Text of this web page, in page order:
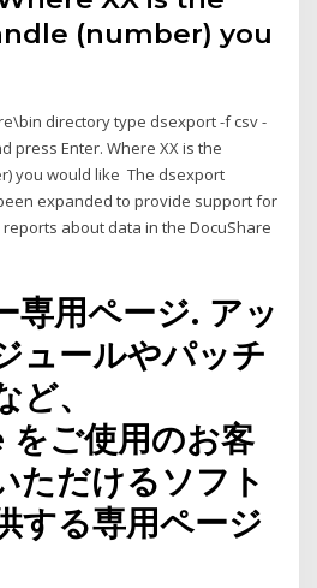
(number) you
directory type dsexport -f csv -
press Enter. Where XX is the
you would like The dsexport
expanded to provide support for
about data in the DocuShare
専用ページ. アッ
ュールやパッチ
ど、
ご使用のお客
ただけるソフト
する専用ページ